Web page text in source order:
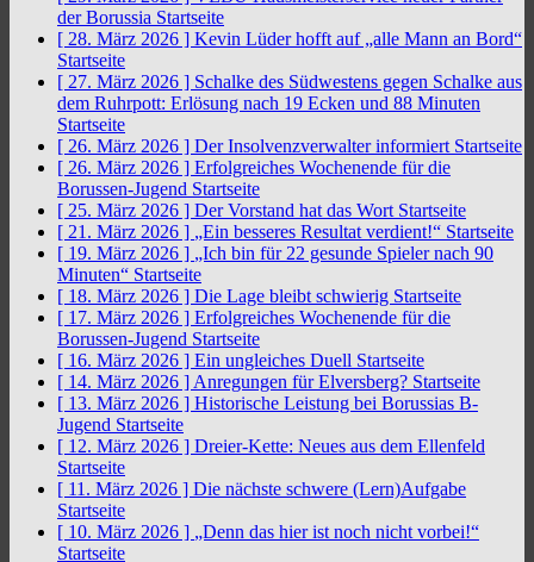
der Borussia Startseite
[ 28. März 2026 ] Kevin Lüder hofft auf „alle Mann an Bord“
Startseite
[ 27. März 2026 ] Schalke des Südwestens gegen Schalke aus
dem Ruhrpott: Erlösung nach 19 Ecken und 88 Minuten
Startseite
[ 26. März 2026 ] Der Insolvenzverwalter informiert Startseite
[ 26. März 2026 ] Erfolgreiches Wochenende für die
Borussen-Jugend Startseite
[ 25. März 2026 ] Der Vorstand hat das Wort Startseite
[ 21. März 2026 ] „Ein besseres Resultat verdient!“ Startseite
[ 19. März 2026 ] „Ich bin für 22 gesunde Spieler nach 90
Minuten“ Startseite
[ 18. März 2026 ] Die Lage bleibt schwierig Startseite
[ 17. März 2026 ] Erfolgreiches Wochenende für die
Borussen-Jugend Startseite
[ 16. März 2026 ] Ein ungleiches Duell Startseite
[ 14. März 2026 ] Anregungen für Elversberg? Startseite
[ 13. März 2026 ] Historische Leistung bei Borussias B-
Jugend Startseite
[ 12. März 2026 ] Dreier-Kette: Neues aus dem Ellenfeld
Startseite
[ 11. März 2026 ] Die nächste schwere (Lern)Aufgabe
Startseite
[ 10. März 2026 ] „Denn das hier ist noch nicht vorbei!“
Startseite